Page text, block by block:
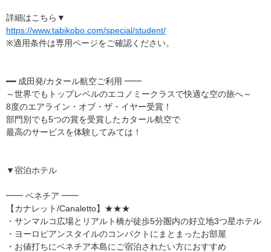
詳細はこちら▼
https://www.tabikobo.com/special/student/
※適用条件は専用ページをご確認ください。
━━ 成田発/カタール航空ご利用 ━━
～世界でもトップレベルのエコノミークラスで快適な空の旅へ～
8度のエアライン・オブ・ザ・イヤー受賞！
部門別でも5つの賞を受賞したカタール航空で
最高のサービスを体験してみては！
▼宿泊ホテル
━━ ベネチア ━━
【カナレット/Canaletto】★★★
・サンマルコ広場とリアルト橋が徒歩5分圏内の好立地3つ星ホテル
・ヨーロピアンスタイルのコンパクトにまとまったお部屋
・お値打ちにベネチア本島にご宿泊されたい方におすすめ